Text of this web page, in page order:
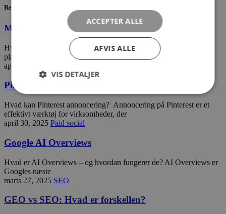
Relaterede indlæg
Meta annoncering
Hvad kan Meta annoncering? Annoncering på Meta dækker både
platformene Facebook og Instagram. Annoncering
april 30, 2025
Pinterest annoncering
Hvad kan Pinterest annoncering? ​Annoncering på Pinterest er et
effektivt værktøj for virksomheder, der
april 30, 2025 Paid social
Google AI Overviews
Hvad er AI Overviews – og hvordan fungerer de? AI Overviews er
Googles næste
marts 27, 2025 SEO
GEO vs SEO: Hvad er forskellen?
ACCEPTER ALLE
AFVIS ALLE
VIS DETALJER